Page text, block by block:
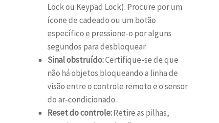
Lock ou Keypad Lock). Procure por um
ícone de cadeado ou um botão
específico e pressione-o por alguns
segundos para desbloquear.
Sinal obstruído:Certifique-se de que
não há objetos bloqueando a linha de
visão entre o controle remoto e o sensor
do ar-condicionado.
Reset do controle:Retire as pilhas,